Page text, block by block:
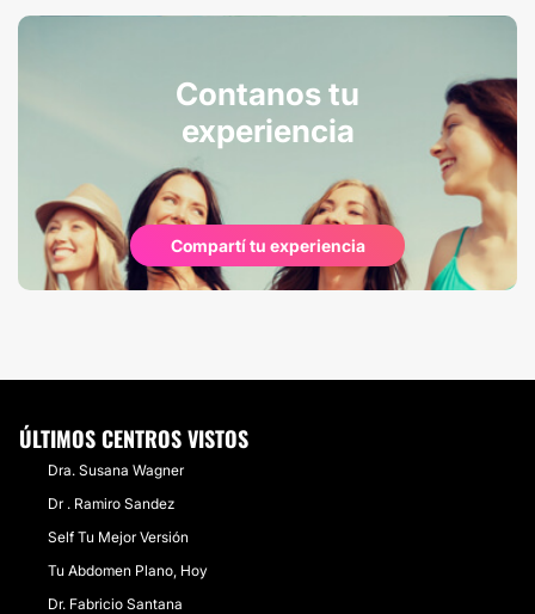
Contanos tu
experiencia
Compartí tu experiencia
ÚLTIMOS CENTROS VISTOS
Dra. Susana Wagner
Dr . Ramiro Sandez
Self Tu Mejor Versión
Tu Abdomen Plano, Hoy
Dr. Fabricio Santana